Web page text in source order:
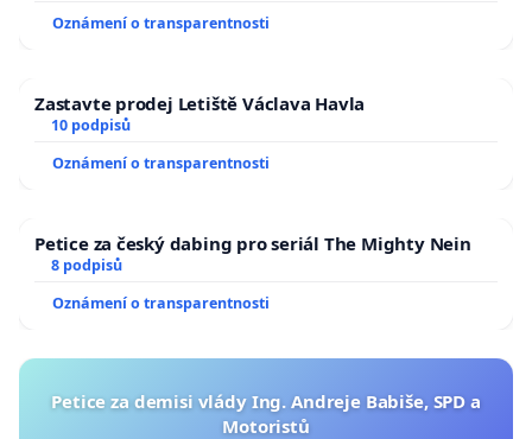
Oznámení o transparentnosti
Zastavte prodej Letiště Václava Havla
10 podpisů
Oznámení o transparentnosti
Petice za český dabing pro seriál The Mighty Nein
8 podpisů
Oznámení o transparentnosti
Petice za demisi vlády Ing. Andreje Babiše, SPD a
Motoristů